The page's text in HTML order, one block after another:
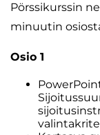
Pörssikurssin
minuutin
Osio 1